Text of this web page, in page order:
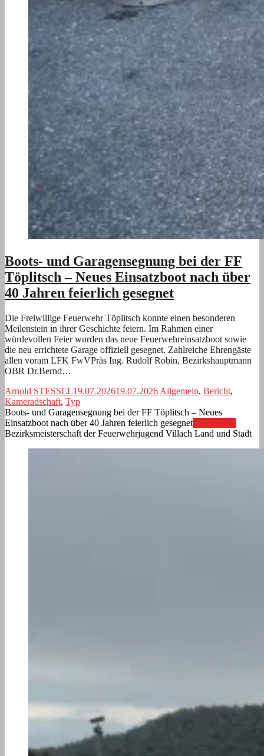
Boots- und Garagensegnung bei der FF
Töplitsch – Neues Einsatzboot nach über
40 Jahren feierlich gesegnet
Die Freiwillige Feuerwehr Töplitsch konnte einen besonderen
Meilenstein in ihrer Geschichte feiern. Im Rahmen einer
würdevollen Feier wurden das neue Feuerwehreinsatzboot sowie
die neu errichtete Garage offiziell gesegnet. Zahlreiche Ehrengäste
allen voram LFK FwVPräs Ing. Rudolf Robin, Bezirkshauptmann
OBR Dr.Bernd…
Arnold STESSEL19.07.202619.07.2026 Allgemein, Bericht,
Kameradschaft, Typ
Boots- und Garagensegnung bei der FF Töplitsch – Neues
Einsatzboot nach über 40 Jahren feierlich gesegnet
Bezirksmeisterschaft der Feuerwehrjugend Villach Land und Stadt